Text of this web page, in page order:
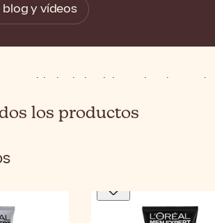
blog y vídeos
Cuidado de la piel para hombre
los productos